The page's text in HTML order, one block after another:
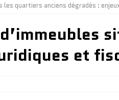
quartiers anciens dégradés :
et